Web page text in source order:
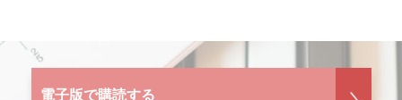
電子版で購読する